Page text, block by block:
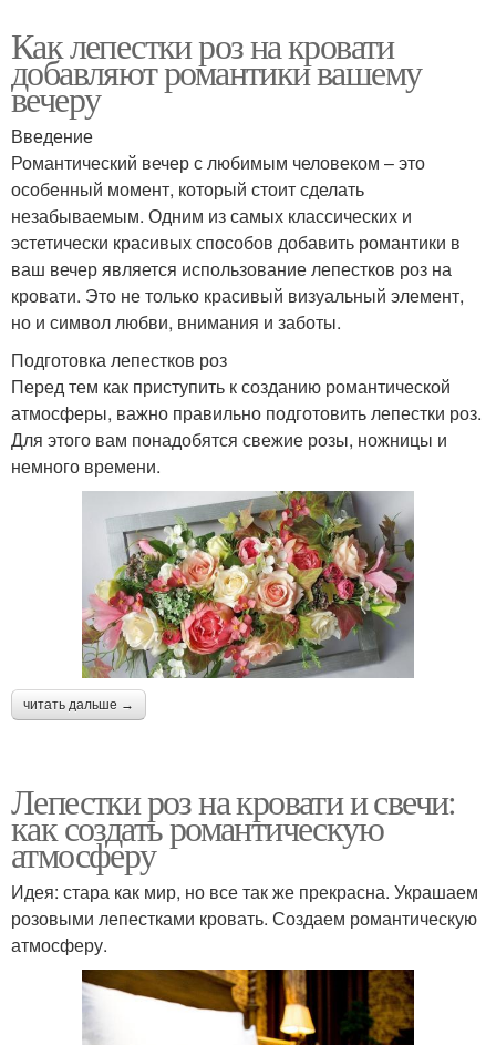
Как лепестки роз на кровати
добавляют романтики вашему
вечеру
Введение
Романтический вечер с любимым человеком – это
особенный момент, который стоит сделать
незабываемым. Одним из самых классических и
эстетически красивых способов добавить романтики в
ваш вечер является использование лепестков роз на
кровати. Это не только красивый визуальный элемент,
но и символ любви, внимания и заботы.
Подготовка лепестков роз
Перед тем как приступить к созданию романтической
атмосферы, важно правильно подготовить лепестки роз.
Для этого вам понадобятся свежие розы, ножницы и
немного времени.
читать дальше →
Лепестки роз на кровати и свечи:
как создать романтическую
атмосферу
Идея: стара как мир, но все так же прекрасна. Украшаем
розовыми лепестками кровать. Создаем романтическую
атмосферу.